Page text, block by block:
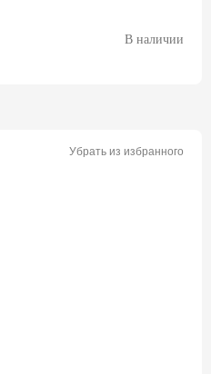
В наличии
Убрать из избранного